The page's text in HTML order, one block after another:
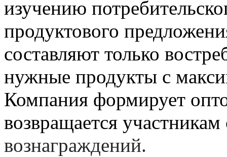
изучению
продуктового
составляют только
нужные продукты с
Компания формирует
возвращается участникам
вознаграждений.